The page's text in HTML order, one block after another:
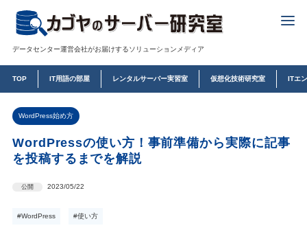
データセンター運営会社がお届けするソリューションメディア
TOP IT用語の部屋 レンタルサーバー実習室 仮想化技術研究室 ITエ
WordPress始め方
WordPressの使い方！事前準備から実際に記事
を投稿するまでを解説
公開 2023/05/22
#WordPress #使い方